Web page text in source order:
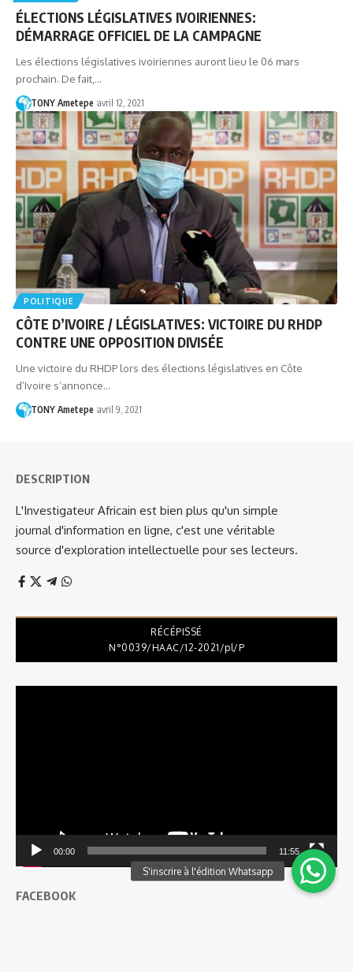
ÉLECTIONS LÉGISLATIVES IVOIRIENNES:
DÉMARRAGE OFFICIEL DE LA CAMPAGNE
Les élections législatives ivoiriennes auront lieu le 06 mars
prochain. De fait,…
TONY Ametepe avril 12, 2021
POLITIQUE
CÔTE D’IVOIRE / LÉGISLATIVES: VICTOIRE DU RHDP
CONTRE UNE OPPOSITION DIVISÉE
Une victoire du RHDP lors des élections législatives en Côte
d’Ivoire s’annonce…
TONY Ametepe avril 9, 2021
DESCRIPTION
L'Investigateur Africain est bien plus qu'un simple
journal d'information en ligne, c'est une véritable
source d'exploration intellectuelle pour ses lecteurs.
RÉCÉPISSÉ
N°0039/HAAC/12-2021/pl/P
00:00 11:55
FACEBOOK